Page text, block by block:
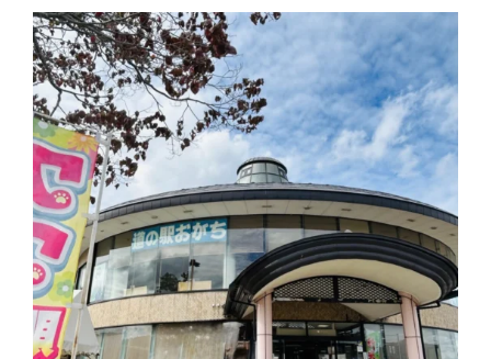
な
が
ら
「さ
か
た
海
鮮
市
場」
山
形
県